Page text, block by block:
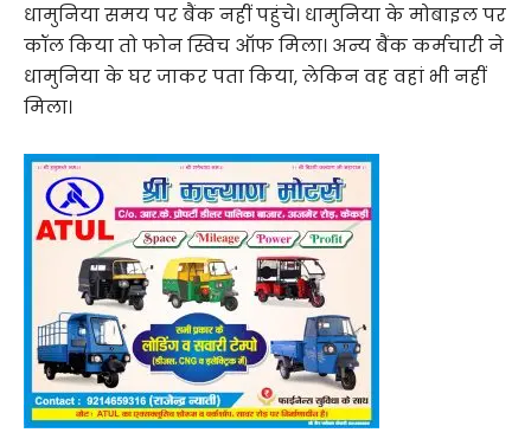
धामुनिया समय पर बैंक नहीं पहुंचे। धामुनिया के मोबाइल पर
कॉल किया तो फोन स्विच ऑफ मिला। अन्य बैंक कर्मचारी ने
धामुनिया के घर जाकर पता किया, लेकिन वह वहां भी नहीं
मिला।